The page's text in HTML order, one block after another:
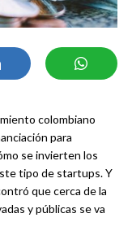
colombiano
para
se invierten los
tipo de startups. Y
que cerca de la
y públicas se va